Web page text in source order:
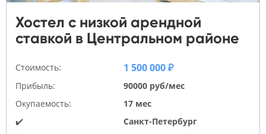
Хостел с низкой арендной
ставкой в Центральном районе
Стоимость: 1 500 000 ₽
Прибыль:
90000 руб/мес
Окупаемость:
17 мес
✔️
Санкт-Петербург